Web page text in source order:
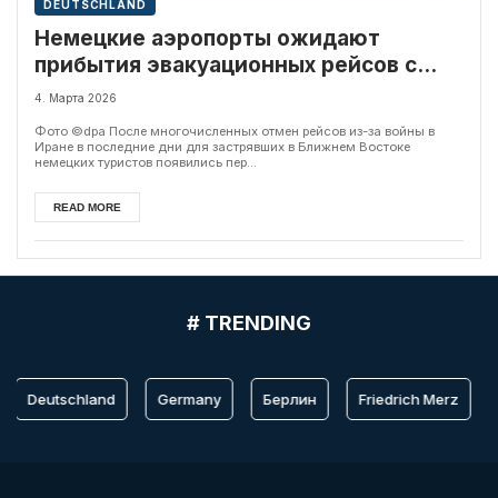
DEUTSCHLAND
Немецкие аэропорты ожидают
прибытия эвакуационных рейсов с
Ближнего Востока
4. Марта 2026
Фото ©️dpa После многочисленных отмен рейсов из-за войны в
Иране в последние дни для застрявших в Ближнем Востоке
немецких туристов появились пер...
READ MORE
# TRENDING
Deutschland Germany Берлин Friedrich Merz